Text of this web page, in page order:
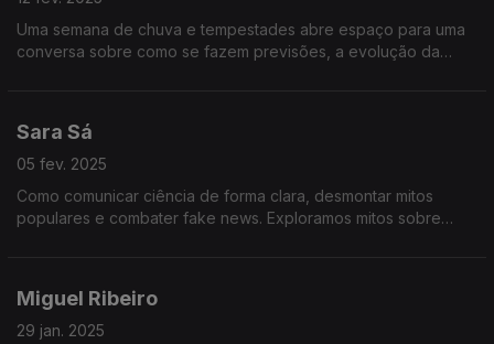
Uma semana de chuva e tempestades abre espaço para uma
conversa sobre como se fazem previsões, a evolução da
Sara Sá
05 fev. 2025
Como comunicar ciência de forma clara, desmontar mitos
populares e combater fake news. Exploramos mitos sobre
Miguel Ribeiro
29 jan. 2025